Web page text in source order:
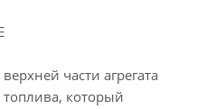
части агрегата
топлива, который